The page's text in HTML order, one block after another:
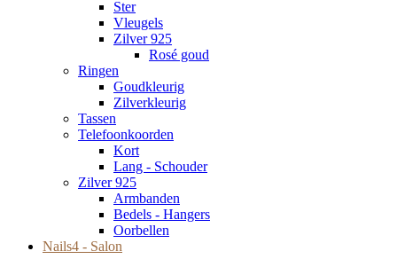
Ster
Vleugels
Zilver 925
Rosé goud
Ringen
Goudkleurig
Zilverkleurig
Tassen
Telefoonkoorden
Kort
Lang - Schouder
Zilver 925
Armbanden
Bedels - Hangers
Oorbellen
Nails4 - Salon